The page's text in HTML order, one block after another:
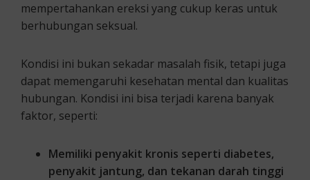
mempertahankan ereksi yang cukup keras untuk
berhubungan seksual.
Kondisi ini bukan sekadar masalah fisik, tetapi juga
dapat memengaruhi kesehatan mental dan kualitas
hubungan. Kondisi ini bisa terjadi karena banyak
faktor, seperti:
Memiliki penyakit kronis seperti diabetes,
penyakit jantung, dan tekanan darah tinggi